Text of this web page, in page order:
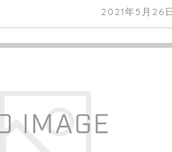
2021年5月26